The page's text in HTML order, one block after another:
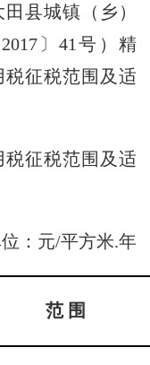
县城镇（乡）
〕41号）精
征税范围及适
征税范围及适
元/平方米.年
范围